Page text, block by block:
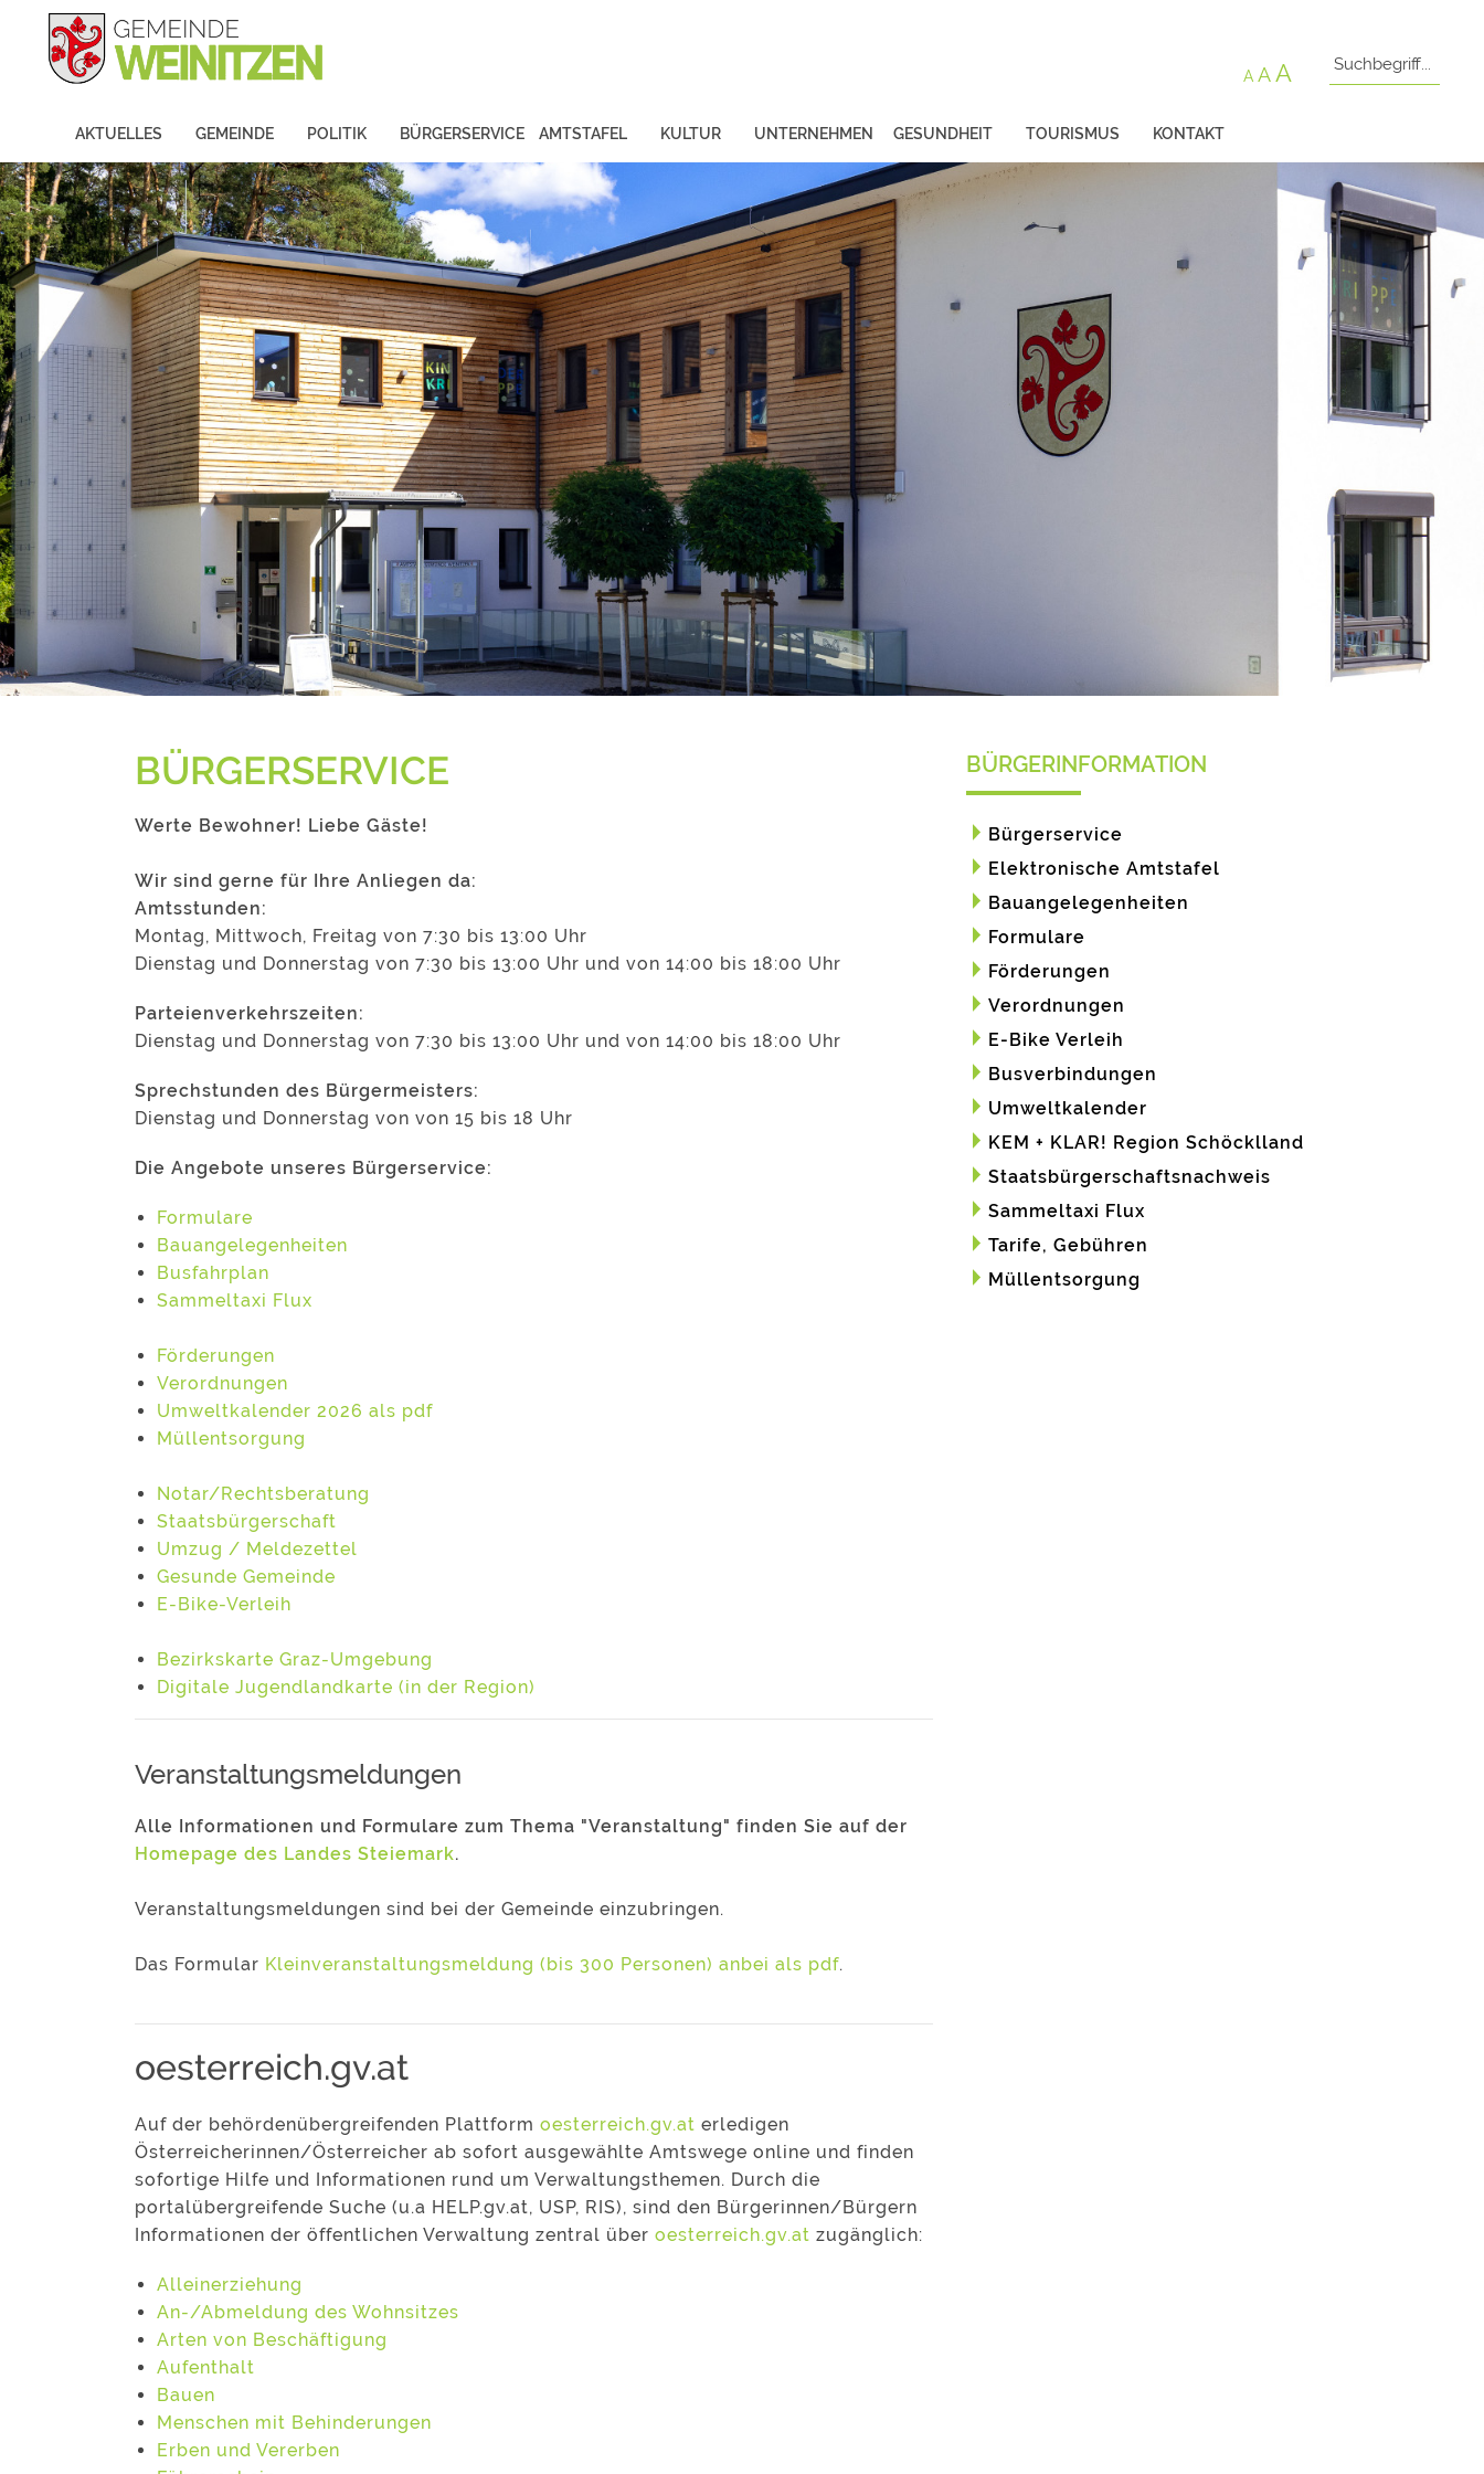
AKTUELLES GEMEINDE POLITIK BÜRGERSERVICE AMTSTAFEL KULTUR UNTERNEHMEN GESUNDHEIT TOURISMUS KONTAKT
A AA
BÜRGERSERVICE
Werte Bewohner! Liebe Gäste!
Wir sind gerne für Ihre Anliegen da:
Amtsstunden:
Montag, Mittwoch, Freitag von 7:30 bis 13:00 Uhr
Dienstag und Donnerstag von 7:30 bis 13:00 Uhr und von 14:00 bis 18:00 Uhr
Parteienverkehrszeiten:
Dienstag und Donnerstag von 7:30 bis 13:00 Uhr und von 14:00 bis 18:00 Uhr
Sprechstunden des Bürgermeisters:
Dienstag und Donnerstag von von 15 bis 18 Uhr
Die Angebote unseres Bürgerservice:
Formulare
Bauangelegenheiten
Busfahrplan
Sammeltaxi Flux
Förderungen
Verordnungen
Umweltkalender 2026 als pdf
Müllentsorgung
Notar/Rechtsberatung
Staatsbürgerschaft
Umzug / Meldezettel
Gesunde Gemeinde
E-Bike-Verleih
Bezirkskarte Graz-Umgebung
Digitale Jugendlandkarte (in der Region)
Veranstaltungsmeldungen
Alle Informationen und Formulare zum Thema "Veranstaltung" finden Sie auf der
Homepage des Landes Steiemark.
Veranstaltungsmeldungen sind bei der Gemeinde einzubringen.
Das Formular Kleinveranstaltungsmeldung (bis 300 Personen) anbei als pdf.
oesterreich.gv.at
Auf der behördenübergreifenden Plattform oesterreich.gv.at erledigen
Österreicherinnen/Österreicher ab sofort ausgewählte Amtswege online und finden
sofortige Hilfe und Informationen rund um Verwaltungsthemen. Durch die
portalübergreifende Suche (u.a HELP.gv.at, USP, RIS), sind den Bürgerinnen/Bürgern
Informationen der öffentlichen Verwaltung zentral über oesterreich.gv.at zugänglich:
Alleinerziehung
An-/Abmeldung des Wohnsitzes
Arten von Beschäftigung
Aufenthalt
Bauen
Menschen mit Behinderungen
Erben und Vererben
BÜRGERINFORMATION
Bürgerservice
Elektronische Amtstafel
Bauangelegenheiten
Formulare
Förderungen
Verordnungen
E-Bike Verleih
Busverbindungen
Umweltkalender
KEM + KLAR! Region Schöcklland
Staatsbürgerschaftsnachweis
Sammeltaxi Flux
Tarife, Gebühren
Müllentsorgung